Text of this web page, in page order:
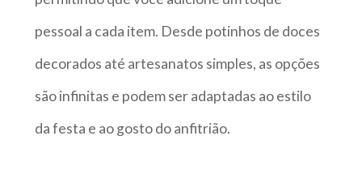
pessoal a cada item. Desde potinhos de doces
decorados até artesanatos simples, as opções
são infinitas e podem ser adaptadas ao estilo
da festa e ao gosto do anfitrião.